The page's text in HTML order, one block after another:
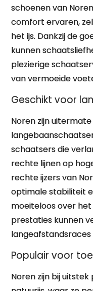
schoenen van
comfort ervaren,
het ijs. Dankzij de
kunnen
plezierige
van vermoeide
Geschikt voor
Noren zijn
schaatsers die
rechte lijnen op
rechte ijzers van
optimale stabiliteit
moeiteloos over het
prestaties kunnen
langeafstandsraces
Populair voor
Noren zijn bij